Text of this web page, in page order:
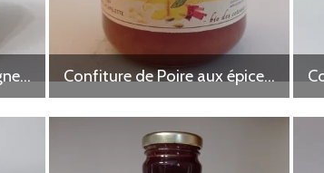
Confiture de Pêche de vigne 230 g Confiture de Poire aux épices 230 g